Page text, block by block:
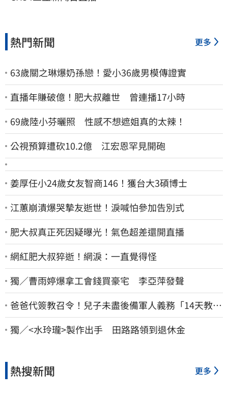
熱門新聞 更多
63歲關之琳爆奶孫戀！愛小36歲男模傳證實
直播年賺破億！肥大叔離世 曾連播17小時
69歲陸小芬曬照 性感不想遮姐真的太辣！
公視預算遭砍10.2億 江宏恩罕見開砲
姜厚任小24歲女友智商146！獲台大3碩博士
江蕙崩潰爆哭摯友逝世！淚喊怕參加告別式
肥大叔真正死因疑曝光！氣色超差還開直播
網紅肥大叔猝逝！網淚：一直覺得怪
獨／曹雨婷爆拿工會錢買豪宅 李亞萍發聲
爸爸代簽教召令！兒子未盡後備軍人義務「14天教召
不去」換3個月刑期
獨／<水玲瓏>製作出手 田路路領到退休金
熱搜新聞 更多